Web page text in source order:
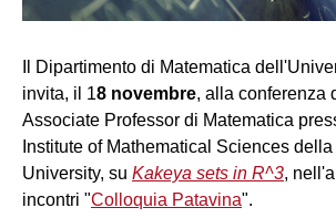
Il Dipartimento di Matematica
invita, il 18 novembre, alla conferenza
Associate Professor di Matematica
Institute of Mathematical Sciences
University, su Kakeya sets in R^3,
incontri "Colloquia Patavina".